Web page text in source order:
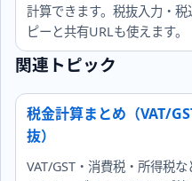
計算できます。税抜入力・
ピーと共有URLも使えます。
関連トピック
税金計算まとめ（VAT/
抜）
VAT/GST・消費税・所得税